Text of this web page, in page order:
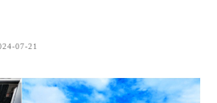
07-21